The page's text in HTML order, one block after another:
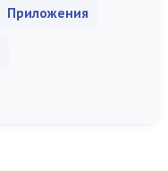
Приложения